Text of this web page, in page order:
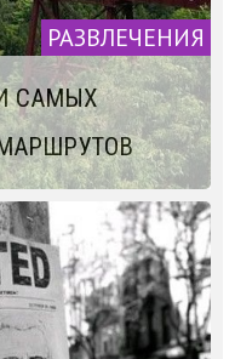
РАЗВЛЕЧЕНИЯ
САМЫХ